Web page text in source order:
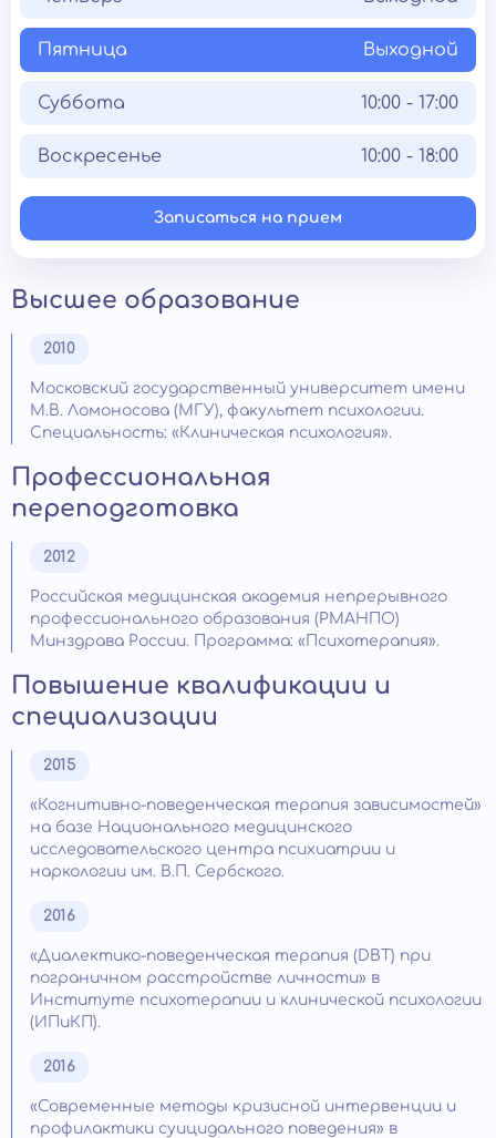
Пятница Выходной
Суббота 10:00 - 17:00
Воскресенье 10:00 - 18:00
Записаться на прием
Высшее образование
2010
Московский государственный университет имени
М.В. Ломоносова (МГУ), факультет психологии.
Специальность: «Клиническая психология».
Профессиональная
переподготовка
2012
Российская медицинская академия непрерывного
профессионального образования (РМАНПО)
Минздрава России. Программа: «Психотерапия».
Повышение квалификации и
специализации
2015
«Когнитивно-поведенческая терапия зависимостей»
на базе Национального медицинского
исследовательского центра психиатрии и
наркологии им. В.П. Сербского.
2016
«Диалектико-поведенческая терапия (DBT) при
пограничном расстройстве личности» в
Институте психотерапии и клинической психологии
(ИПиКП).
2016
«Современные методы кризисной интервенции и
профилактики суицидального поведения» в